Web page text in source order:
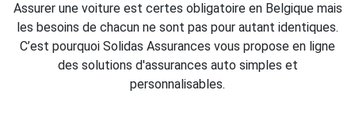
Assurer une voiture est certes obligatoire en Belgique mais
les besoins de chacun ne sont pas pour autant identiques.
C’est pourquoi Solidas Assurances vous propose en ligne
des solutions d'assurances auto simples et
personnalisables.